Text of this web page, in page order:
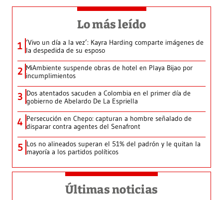
Lo más leído
1 ‘Vivo un día a la vez’: Kayra Harding comparte imágenes de
la despedida de su esposo
2 MiAmbiente suspende obras de hotel en Playa Bijao por
incumplimientos
3 Dos atentados sacuden a Colombia en el primer día de
gobierno de Abelardo De La Espriella
4 Persecución en Chepo: capturan a hombre señalado de
disparar contra agentes del Senafront
5 Los no alineados superan el 51% del padrón y le quitan la
mayoría a los partidos políticos
Últimas noticias